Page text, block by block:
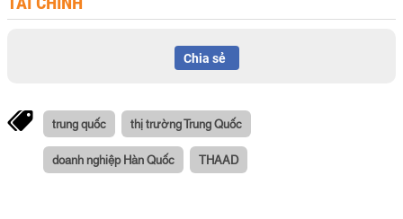
Chia sẻ
trung quốc thị trường Trung Quốc
doanh nghiệp Hàn Quốc THAAD